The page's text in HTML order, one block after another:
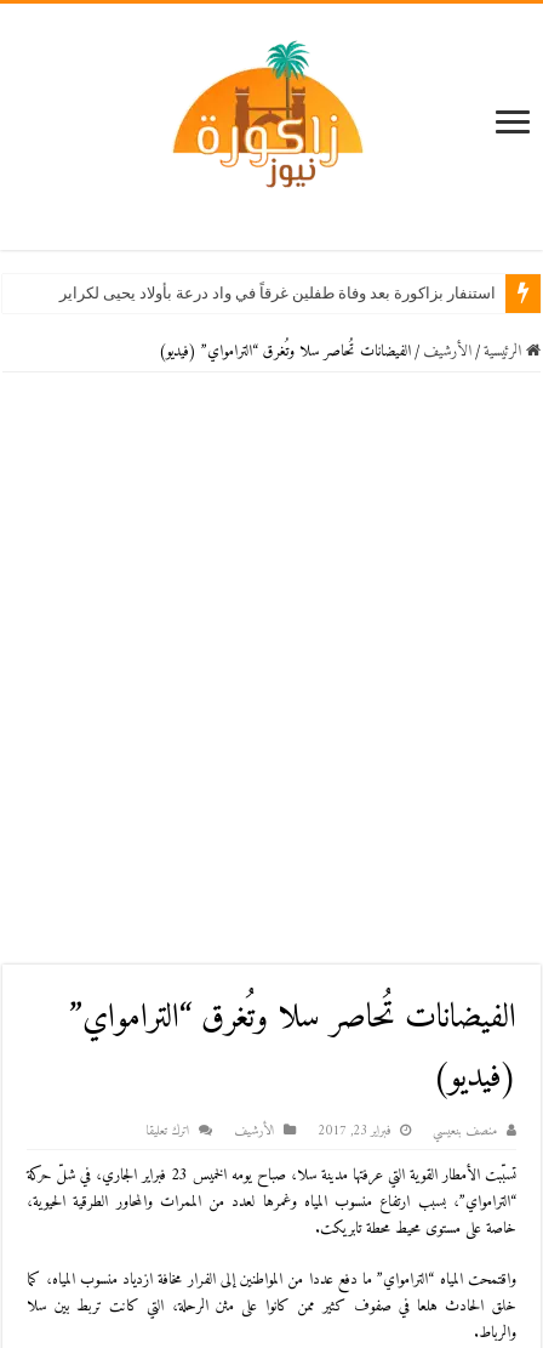
استنفار بزاكورة بعد وفاة طفلين غرقاً في واد درعة بأولاد يحيى لكراير
الرئيسية / اﻷرشيف / الفيضانات تُحاصر سلا وتُغرق “الترامواي” (فيديو)
الفيضانات تُحاصر سلا وتُغرق “الترامواي”
(فيديو)
منصف بنعيسي فبراير 23, 2017 اﻷرشيف اترك تعليقا
تسبّبت الأمطار القوية التي عرفتها مدينة سلا، صباح يومه الخميس 23 فبراير الجاري، في شلّ حركة
“الترامواي”، بسبب ارتفاع منسوب المياه وغمرها لعدد من الممرات والمحاور الطرقية الحيوية،
خاصة على مستوى محيط محطة تابريكت.
واقتمحت المياه “الترامواي” ما دفع عددا من المواطنين إلى الفرار مخافة ازدياد منسوب المياه، كما
خلق الحادث هلعا في صفوف كثير ممن كانوا على مثن الرحلة، التي كانت تربط بين سلا
والرباط.